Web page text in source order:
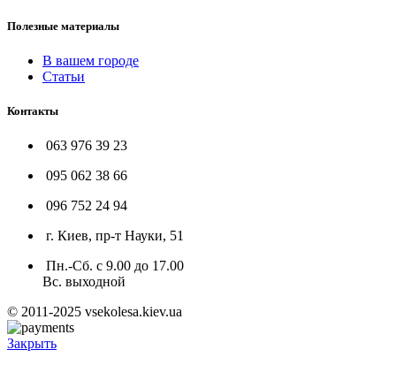
Полезные материалы
В вашем городе
Статьи
Контакты
063 976 39 23
095 062 38 66
096 752 24 94
г. Киев, пр-т Науки, 51
Пн.-Сб. с 9.00 до 17.00
Вс. выходной
© 2011-2025 vsekolesa.kiev.ua
Закрыть